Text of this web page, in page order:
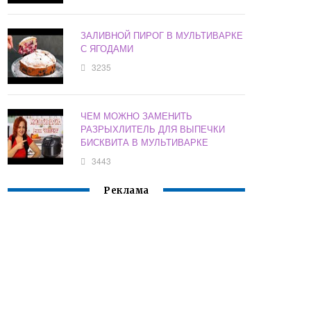
ЗАЛИВНОЙ ПИРОГ В МУЛЬТИВАРКЕ
С ЯГОДАМИ
3235
ЧЕМ МОЖНО ЗАМЕНИТЬ
РАЗРЫХЛИТЕЛЬ ДЛЯ ВЫПЕЧКИ
БИСКВИТА В МУЛЬТИВАРКЕ
3443
Реклама